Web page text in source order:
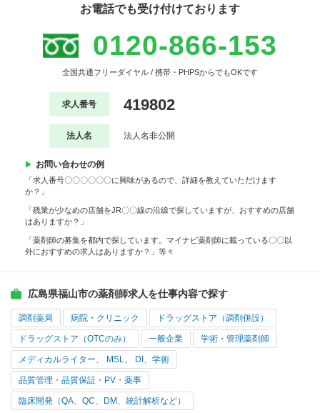
お電話でも受け付けております
0120-866-153
全国共通フリーダイヤル / 携帯・PHPSからでもOKです
求人番号 419802
法人名 法人名非公開
お問い合わせの例
「求人番号〇〇〇〇〇〇に興味があるので、詳細を教えていただけます
か？」
「残業が少なめの店舗をJR〇〇線の沿線で探していますが、おすすめの店舗
はありますか？」
「薬剤師の募集を都内で探しています。マイナビ薬剤師に載っている〇〇以
外におすすめの求人はありますか？」等々
広島県福山市の薬剤師求人を仕事内容で探す
調剤薬局 病院・クリニック ドラッグストア（調剤併設）
ドラッグストア（OTCのみ） 一般企業 学術・管理薬剤師
メディカルライター、 MSL、 DI、学術
品質管理・品質保証・PV・薬事
臨床開発（QA、QC、DM、統計解析など）